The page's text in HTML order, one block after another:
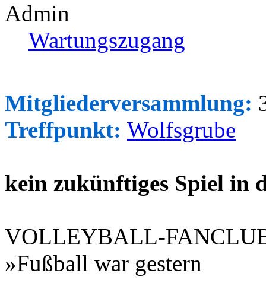
Admin
Wartungszugang
Mitgliederversammlung:
Treffpunkt: Wolfsgrube
kein zukünftiges Spiel in
VOLLEYBALL-
»Fußball war gestern